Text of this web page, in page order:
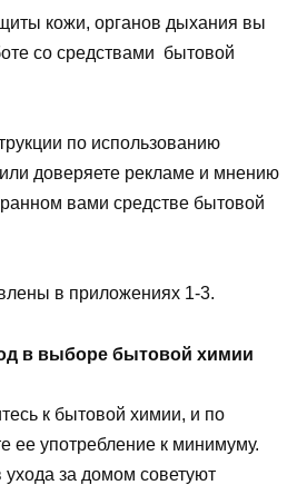
кожи, органов дыхания вы
со средствами бытовой
по использованию
доверяете рекламе и мнению
вами средстве бытовой
в приложениях 1-3.
в выборе бытовой химии
к бытовой химии, и по
ее употребление к минимуму.
за домом советуют